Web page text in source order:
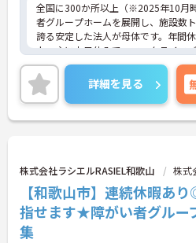
全国に300か所以上（※2025年10月
者グループホームを展開し、施設数
誇る安定した法人が母体です。年間
上、主に土日休みで、ワークライフ
した働き方が可能です。産前産後・
あり、子育て世代も安心して働ける環
ます。一般社員研修や外部勉強会受
を通じて着実にスキルアップもでき
まとめ、メンバーの成長を後押しす
の職場です。ご興味のある方は詳細
すので、お気軽にお問い合わせくださ
詳細を見る
株式会社ラシエルRASIEL和歌山 株式
【和歌山市】連続休暇あ
指せます★障がい者グルー
集